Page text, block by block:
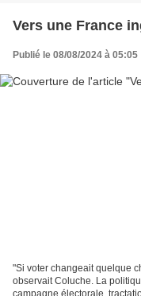
Vers une France
Publié le 08/08/2024 à 05:05
"Si voter changeait quelque
observait Coluche. La
campagne électorale,